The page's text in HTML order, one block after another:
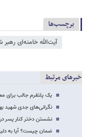
برچسب‌ها
آیت‌الله خامنه‌ای رهبر
خبرهای مرتبط
یک پلتفرم جالب برای
نگرانی‌های جدی شهید
نشستن دختر کنار پسر
ضمان چیست؟ آیا به